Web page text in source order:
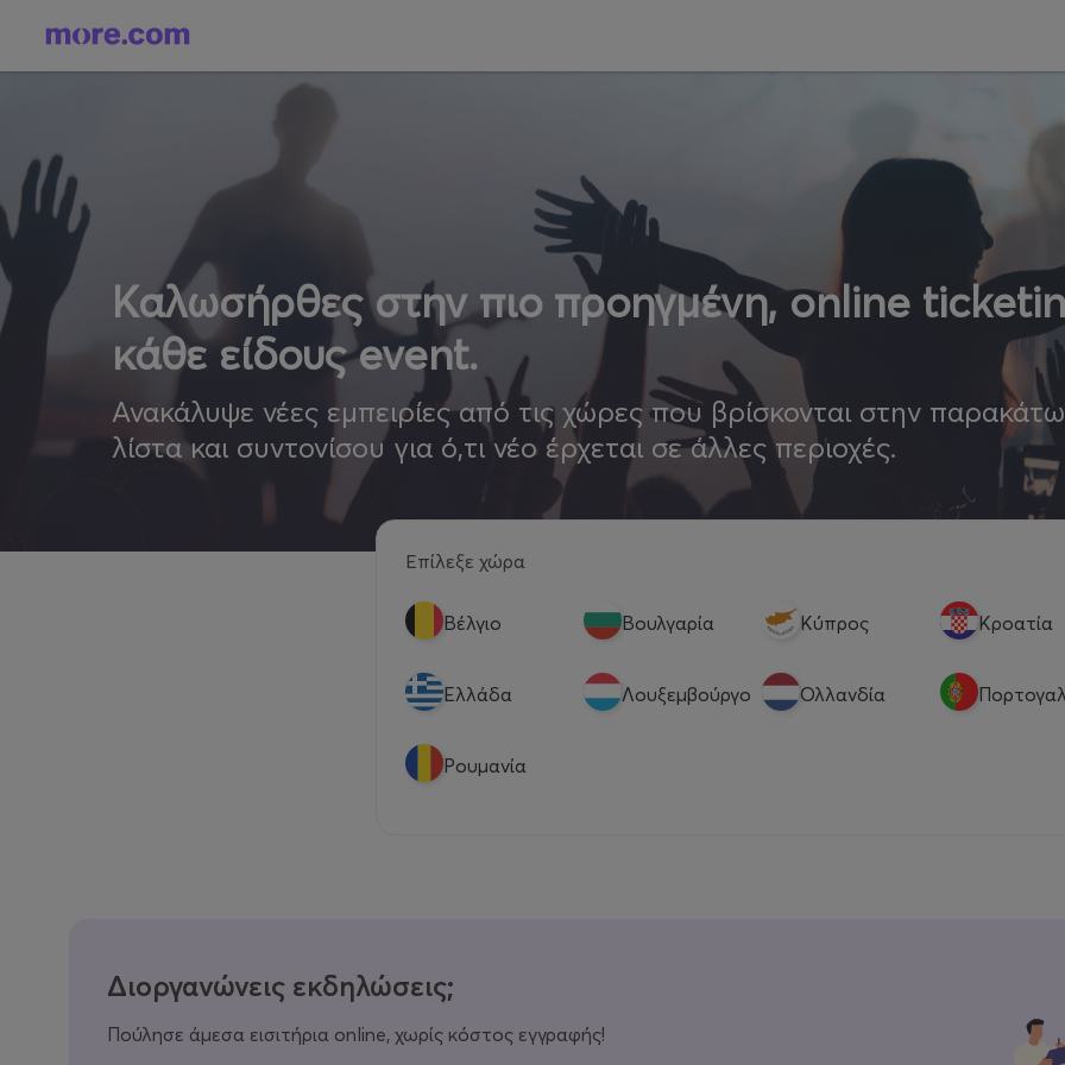
Καλωσήρθες στην πιο προηγμένη, online
κάθε είδους event.
Ανακάλυψε νέες εμπειρίες από τις χώρες που βρίσκονται στην παρακάτω
λίστα και συντονίσου για ό,τι νέο έρχεται σε άλλες περιοχές.
Επίλεξε χώρα
Βέλγιο Βουλγαρία Κύπρος Κροατία
Eλλάδα Λουξεμβούργο Ολλανδία
Ρουμανία
Διοργανώνεις εκδηλώσεις;
Πούλησε άμεσα εισιτήρια online, χωρίς κόστος εγγραφής!